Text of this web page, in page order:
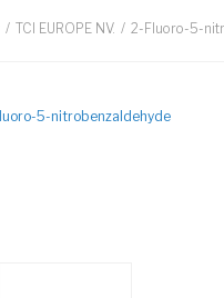
TCI EUROPE NV. 2-Fluoro-5-